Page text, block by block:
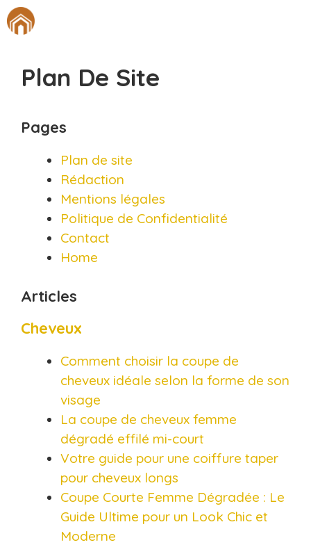
Aller
au
Plan De Site
Pages
Plan de site
Rédaction
Mentions légales
Politique de Confidentialité
Contact
Home
Articles
Cheveux
Comment choisir la coupe de
cheveux idéale selon la forme de son
visage
La coupe de cheveux femme
dégradé effilé mi-court
Votre guide pour une coiffure taper
pour cheveux longs
Coupe Courte Femme Dégradée : Le
Guide Ultime pour un Look Chic et
Moderne